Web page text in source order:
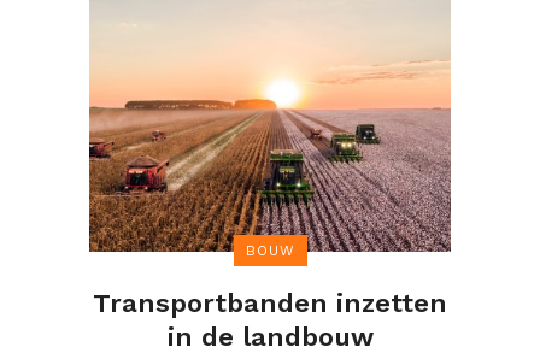
BOUW
Transportbanden inzetten
in de landbouw